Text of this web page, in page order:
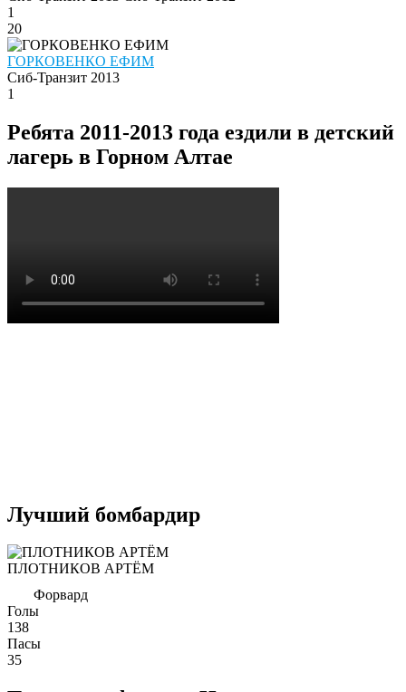
1
20
ГОРКОВЕНКО ЕФИМ
Сиб-Транзит 2013
1
Ребята 2011-2013 года ездили в детский
лагерь в Горном Алтае
Лучший бомбардир
ПЛОТНИКОВ АРТЁМ
Форвард
Голы
138
Пасы
35